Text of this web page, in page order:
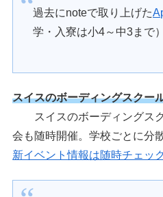
過去にnoteで取り上げた
学・入寮は小4～中3まで
スイスのボーディングスクー
スイスのボーディングスク
会も随時開催。学校ごとに分
新イベント情報は随時チェッ